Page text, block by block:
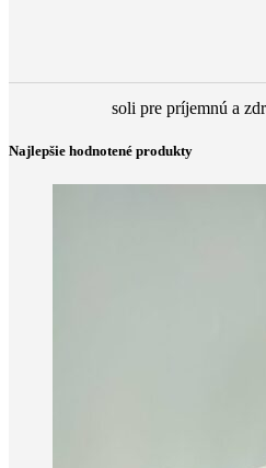
soli pre príjemnú a
Najlepšie hodnotené produkty